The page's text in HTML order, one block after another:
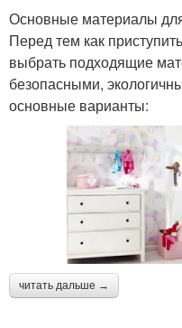
Основные материалы
Перед тем как
выбрать подходящие
безопасными,
основные варианты:
читать дальше →